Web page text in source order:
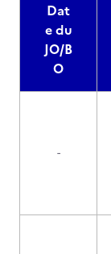
Dat
e du
JO/B
O
-